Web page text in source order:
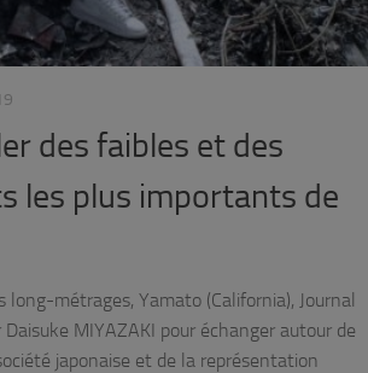
des faibles et des
les plus importants de
long-métrages, Yamato (California), Journal
MIYAZAKI pour échanger autour de
japonaise et de la représentation